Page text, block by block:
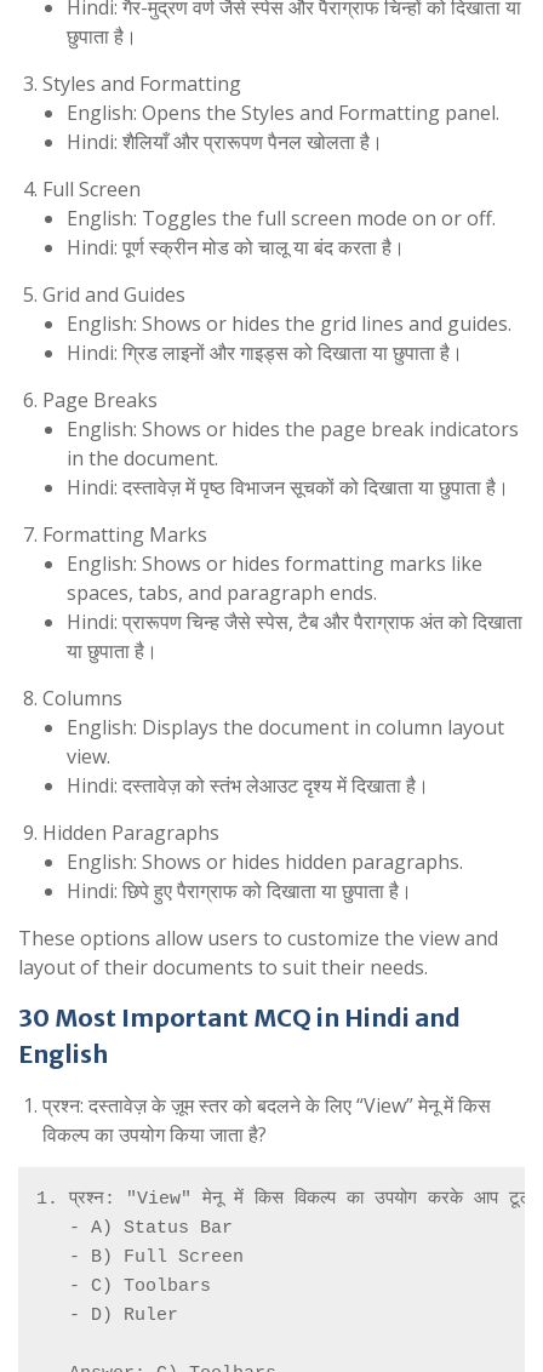
Hindi: गैर-मुद्रण वर्ण जैसे स्पेस और पैराग्राफ चिन्हों को दिखाता या
छुपाता है।
Styles and Formatting
English: Opens the Styles and Formatting panel.
Hindi: शैलियाँ और प्रारूपण पैनल खोलता है।
Full Screen
English: Toggles the full screen mode on or off.
Hindi: पूर्ण स्क्रीन मोड को चालू या बंद करता है।
Grid and Guides
English: Shows or hides the grid lines and guides.
Hindi: ग्रिड लाइनों और गाइड्स को दिखाता या छुपाता है।
Page Breaks
English: Shows or hides the page break indicators
in the document.
Hindi: दस्तावेज़ में पृष्ठ विभाजन सूचकों को दिखाता या छुपाता है।
Formatting Marks
English: Shows or hides formatting marks like
spaces, tabs, and paragraph ends.
Hindi: प्रारूपण चिन्ह जैसे स्पेस, टैब और पैराग्राफ अंत को दिखाता
या छुपाता है।
Columns
English: Displays the document in column layout
view.
Hindi: दस्तावेज़ को स्तंभ लेआउट दृश्य में दिखाता है।
Hidden Paragraphs
English: Shows or hides hidden paragraphs.
Hindi: छिपे हुए पैराग्राफ को दिखाता या छुपाता है।
These options allow users to customize the view and
layout of their documents to suit their needs.
30 Most Important MCQ in Hindi and
English
प्रश्न: दस्तावेज़ के ज़ूम स्तर को बदलने के लिए “View” मेनू में किस
विकल्प का उपयोग किया जाता है?
1. प्रश्न: "View" मेनू में किस विकल्प का उपयोग करके आप
   - A) Status Bar
   - B) Full Screen
   - C) Toolbars
   - D) Ruler